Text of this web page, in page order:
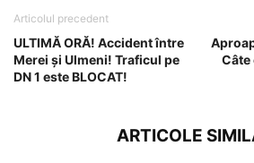
Articolul precedent
ULTIMĂ ORĂ! Accident între
Merei și Ulmeni! Traficul pe
DN 1 este BLOCAT!
Câte
ARTICOLE